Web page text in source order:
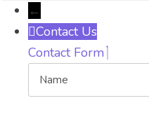
←
Contact Us
Contact Form
Name